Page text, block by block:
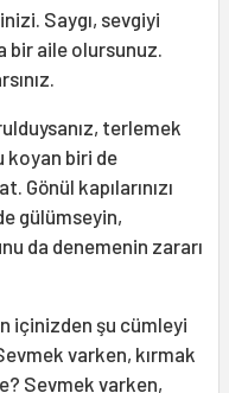
Saygı, sevgiyi
bir aile olursunuz.
terlemek
koyan biri de
Gönül kapılarınızı
gülümseyin,
da denemenin zararı
içinizden şu cümleyi
varken, kırmak
Sevmek varken,